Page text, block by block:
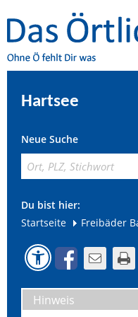
Hartsee
Neue Suche
Du bist hier:
Startseite
Freibäder
Hinweis